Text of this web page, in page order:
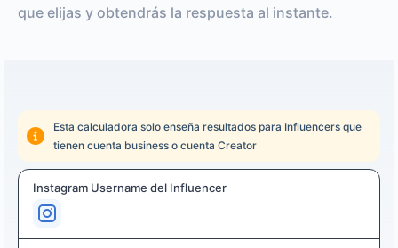
que elijas y obtendrás la respuesta al instante.
Esta calculadora solo enseña resultados para Influencers que
tienen cuenta business o cuenta Creator
Instagram Username del Influencer